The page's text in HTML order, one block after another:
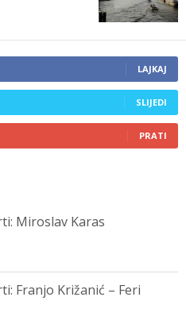
LAJKAJ
SLIJEDI
PRATI
Miroslav Karas
Franjo Križanić – Feri